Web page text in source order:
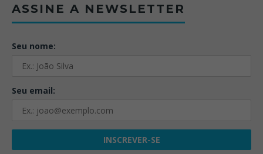
ASSINE A NEWSLETTER
Seu nome:
Seu email: